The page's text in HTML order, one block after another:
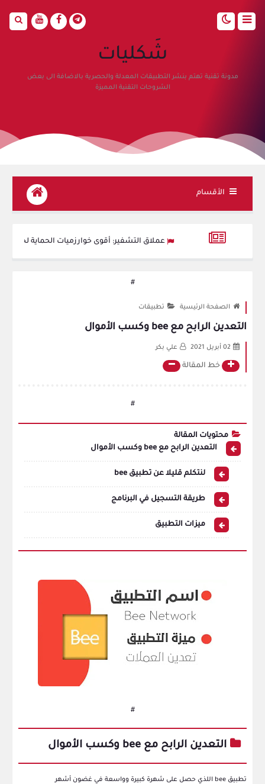
شَكليات
مدونة تقنية تهتم بنشر التطبيقات المعدلة والحصرية بالاضافة الى بعض
الشروحات التقنية المميزة
الأقسام
عملاق التشفير: أقوى خوارزميات الحماية لحفظ
#
الصفحة الرئيسية تطبيقات
التعدين الرابح مع bee وكسب الأموال
02 أبريل 2021 علي بكر
خط المقالة
#
محتويات المقالة
التعدين الرابح مع bee وكسب الأموال
لنتكلم قليلا عن تطبيق bee
طريقة التسجيل في البرنامج
ميزات التطبيق
#
التعدين الرابح مع bee وكسب الأموال
تطبيق bee اللذي حصل على شهرة كبيرة وواسعة في غضون أشهر